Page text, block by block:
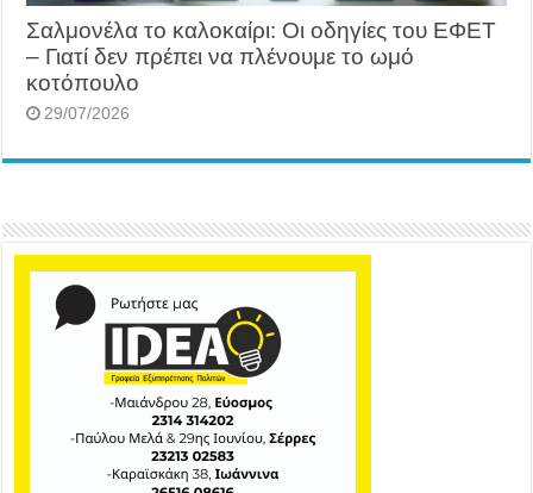
Σαλμονέλα το καλοκαίρι: Οι οδηγίες του ΕΦΕΤ
– Γιατί δεν πρέπει να πλένουμε το ωμό
κοτόπουλο
29/07/2026